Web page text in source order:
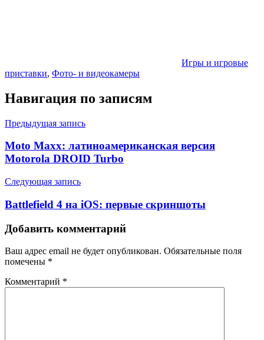
Игры и игровые
приставки, Фото- и видеокамеры
Навигация по записям
Предыдущая запись
Moto Maxx: латиноамериканская версия
Motorola DROID Turbo
Следующая запись
Battlefield 4 на iOS: первые скриншоты
Добавить комментарий
Ваш адрес email не будет опубликован. Обязательные поля
помечены *
Комментарий *